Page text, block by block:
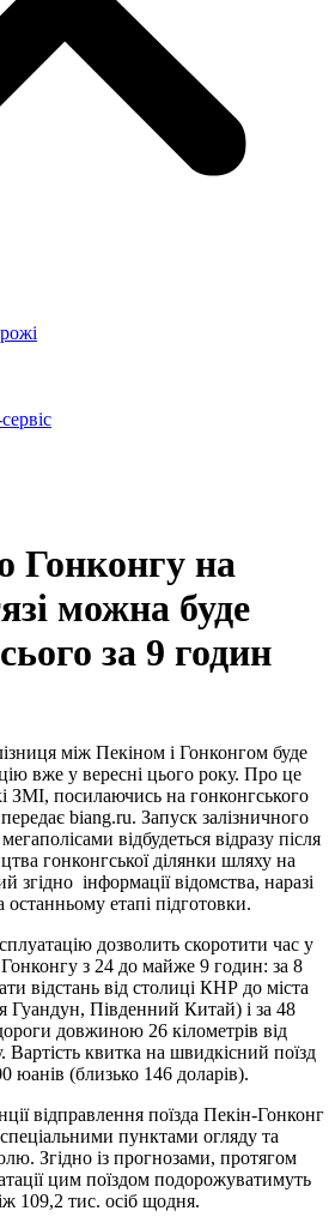
Гонконгу на
можна буде
за 9 годин
між Пекіном і Гонконгом буде
вже у вересні цього року. Про це
ЗМІ, посилаючись на гонконгського
biang.ru. Запуск залізничного
відбудеться відразу після
гонконгської ділянки шляху на
згідно інформації відомства, наразі
останньому етапі підготовки.
дозволить скоротити час у
Гонконгу з 24 до майже 9 годин: за 8
відстань від столиці КНРдо міста
Гуандун, Південний Китай) і за 48
довжиною 26 кілометрів від
квитка на швидкісний поїзд
юанів (близько 146 доларів).
відправлення поїзда Пекін-Гонконг
пунктами огляду та
Згідно із прогнозами, протягом
цим поїздом подорожуватимуть
109,2 тис. осіб щодня.